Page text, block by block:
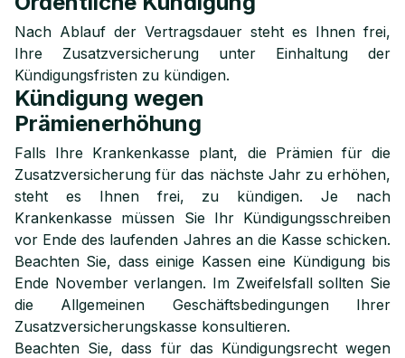
Nach Ablauf der Vertragsdauer steht es Ihnen frei,
Ihre Zusatzversicherung unter Einhaltung der
Kündigungsfristen zu kündigen.
Kündigung wegen
Prämienerhöhung
Falls Ihre Krankenkasse plant, die Prämien für die
Zusatzversicherung für das nächste Jahr zu erhöhen,
steht es Ihnen frei, zu kündigen. Je nach
Krankenkasse müssen Sie Ihr Kündigungsschreiben
vor Ende des laufenden Jahres an die Kasse schicken.
Beachten Sie, dass einige Kassen eine Kündigung bis
Ende November verlangen. Im Zweifelsfall sollten Sie
die Allgemeinen Geschäftsbedingungen Ihrer
Zusatzversicherungskasse konsultieren.
Beachten Sie, dass für das Kündigungsrecht wegen